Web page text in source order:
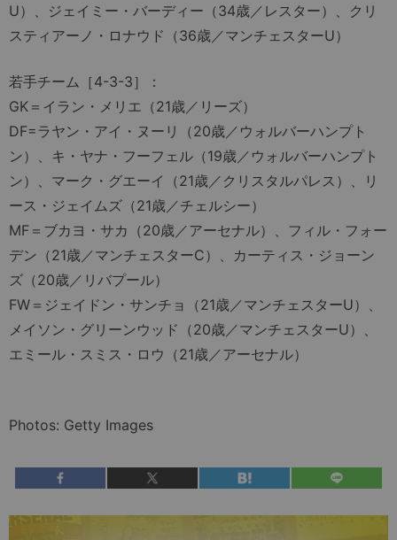
U）、ジェイミー・バーディー（34歳／レスター）、クリ
スティアーノ・ロナウド（36歳／マンチェスターU）
若手チーム［4-3-3］：
GK＝イラン・メリエ（21歳／リーズ）
DF=ラヤン・アイ・ヌーリ（20歳／ウォルバーハンプト
ン）、キ・ヤナ・フーフェル（19歳／ウォルバーハンプト
ン）、マーク・グエーイ（21歳／クリスタルパレス）、リ
ース・ジェイムズ（21歳／チェルシー）
MF＝ブカヨ・サカ（20歳／アーセナル）、フィル・フォー
デン（21歳／マンチェスターC）、カーティス・ジョーン
ズ（20歳／リバプール）
FW＝ジェイドン・サンチョ（21歳／マンチェスターU）、
メイソン・グリーンウッド（20歳／マンチェスターU）、
エミール・スミス・ロウ（21歳／アーセナル）
Photos: Getty Images